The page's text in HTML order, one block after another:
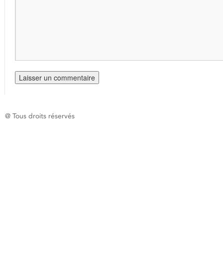
@ Tous droits réservés